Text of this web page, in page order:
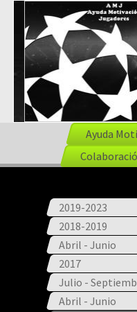
Ayuda
2019-2023
2018-2019
Abril - Junio
2017
Julio -
Abril - Junio